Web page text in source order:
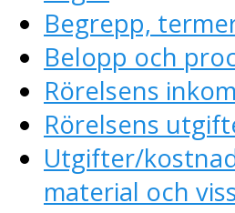
Begrepp,
Belopp och
Rörelsens
Rörelsens
Utgifter/
material och